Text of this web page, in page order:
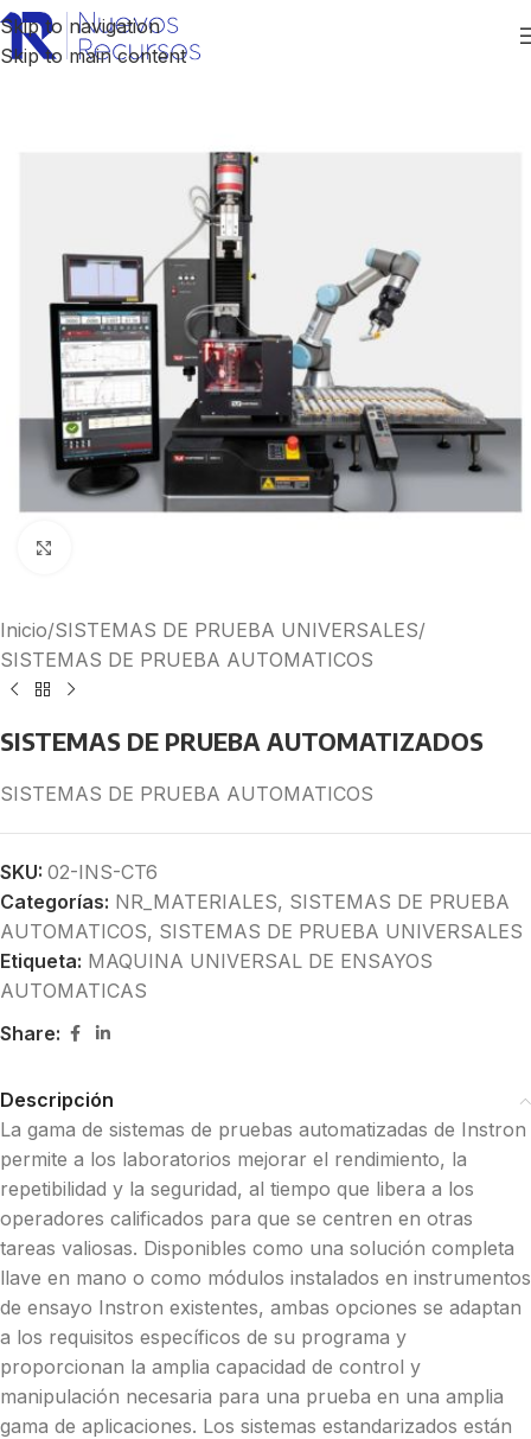
Skip to navigation
Skip to main content
Inicio/SISTEMAS DE PRUEBA UNIVERSALES/
SISTEMAS DE PRUEBA AUTOMATICOS
SISTEMAS DE PRUEBA AUTOMATIZADOS
SISTEMAS DE PRUEBA AUTOMATICOS
SKU: 02-INS-CT6
Categorías: NR_MATERIALES, SISTEMAS DE PRUEBA
AUTOMATICOS, SISTEMAS DE PRUEBA UNIVERSALES
Etiqueta: MAQUINA UNIVERSAL DE ENSAYOS
AUTOMATICAS
Share:
Descripción
La gama de sistemas de pruebas automatizadas de Instron
permite a los laboratorios mejorar el rendimiento, la
repetibilidad y la seguridad, al tiempo que libera a los
operadores calificados para que se centren en otras
tareas valiosas. Disponibles como una solución completa
llave en mano o como módulos instalados en instrumentos
de ensayo Instron existentes, ambas opciones se adaptan
a los requisitos específicos de su programa y
proporcionan la amplia capacidad de control y
manipulación necesaria para una prueba en una amplia
gama de aplicaciones. Los sistemas estandarizados están